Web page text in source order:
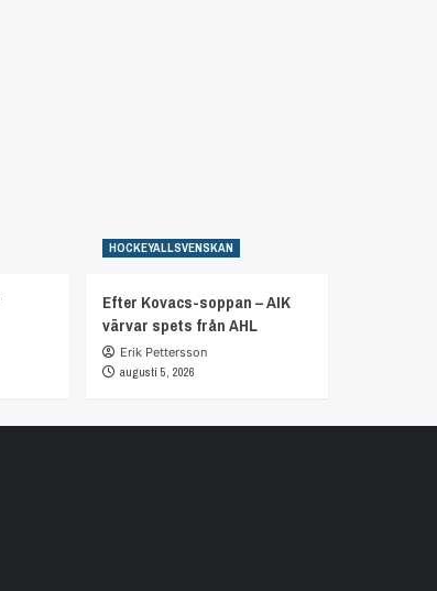
HOCKEYALLSVENSKAN
Efter Kovacs-soppan – AIK
värvar spets från AHL
Erik Pettersson
augusti 5, 2026